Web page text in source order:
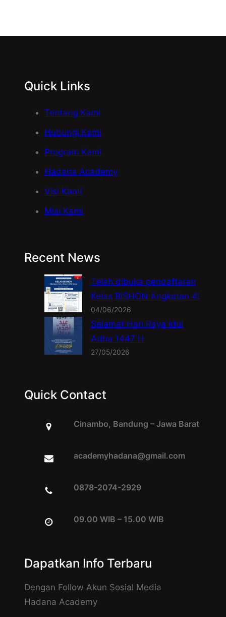
Quick Links
Tentang Kami
Hubungi Kami
Program Kami
Hadana Academy
Visi Kami
Misi Kami
Recent News
Telah dibuka pendaftaran
Kelas BISHON Angkatan 4!
04/06/2026
Selamat Hari Raya Idul
Adha 1447 H
27/05/2026
Quick Contact
Cinambo, Bandung – Jawa Barat
academyhadana@gmail.com
0878-2074-2929
09.00 WIB – 15.00 WIB
Dapatkan Info Terbaru
Dengan Follow Akun Sosial Media
Hadana Academy